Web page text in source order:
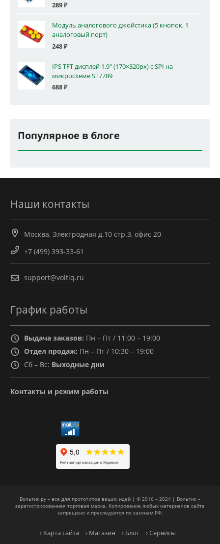
289₽
Модуль аналогового джойстика (5 кнопок, 1
аналоговый порт)
248₽
IPS TFT дисплей 1.9" (170×320px) с SPI на
микросхеме ST7789
688₽
Популярное в блоге
Наши контакты
Москва, Электродная д.10 стр.3, офис 20
+7 (499) 393-33-61
support@voltiq.ru
График работы
Выдача заказов: Пн – Пт / 11:00 – 19:00
Отдел продаж: Пн – Пт / 10:30 – 19:00
Сб – Вс: Выходные дни
Контакты и режим работы
Вольтик.ру – все для прототипов ваших идей | © 2016 – 2024 | Вольтик –
зарегистрированная торговая марка. Копирование любых материалов сайта
запрещено и преследуется по законам РФ.
› Карта сайта › Магазин › Блог › Сервисы